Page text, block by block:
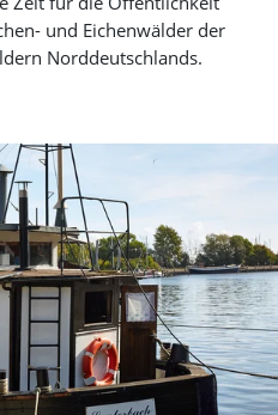
und Eichenwälder der
Norddeutschlands.